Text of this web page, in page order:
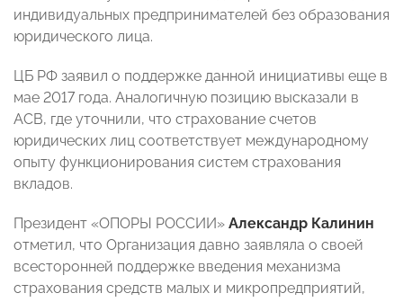
индивидуальных предпринимателей без образования
юридического лица.
ЦБ РФ заявил о поддержке данной инициативы еще в
мае 2017 года. Аналогичную позицию высказали в
АСВ, где уточнили, что страхование счетов
юридических лиц соответствует международному
опыту функционирования систем страхования
вкладов.
Президент «ОПОРЫ РОССИИ» Александр Калинин
отметил, что Организация давно заявляла о своей
всесторонней поддержке введения механизма
страхования средств малых и микропредприятий,